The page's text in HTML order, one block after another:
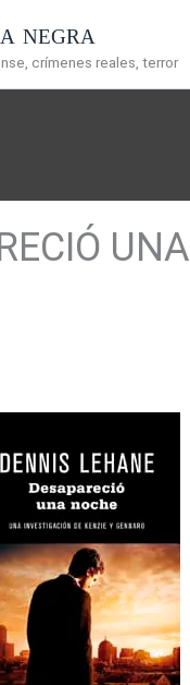
negra
crímenes reales, terror
UNA